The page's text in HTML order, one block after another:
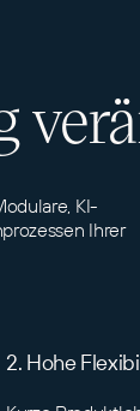
KI-
Ihrer
2. Hohe